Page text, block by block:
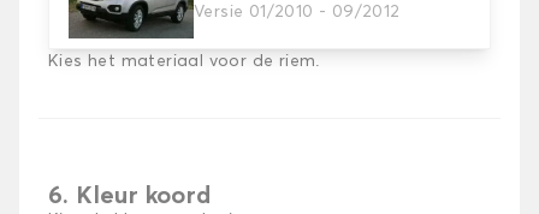
Versie 01/2010 - 09/2012
5. Materiaal riem
Kies het materiaal voor de riem.
6. Kleur koord